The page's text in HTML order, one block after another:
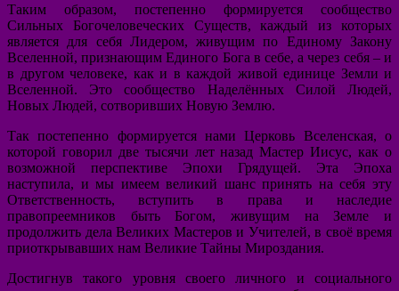
Таким образом, постепенно формируется сообщество
Сильных Богочеловеческих Существ, каждый из которых
является для себя Лидером, живущим по Единому Закону
Вселенной, признающим Единого Бога в себе, а через себя – и
в другом человеке, как и в каждой живой единице Земли и
Вселенной. Это сообщество Наделённых Силой Людей,
Новых Людей, сотворивших Новую Землю.
Так постепенно формируется нами Церковь Вселенская, о
которой говорил две тысячи лет назад Мастер Иисус, как о
возможной перспективе Эпохи Грядущей. Эта Эпоха
наступила, и мы имеем великий шанс принять на себя эту
Ответственность, вступить в права и наследие
правопреемников быть Богом, живущим на Земле и
продолжить дела Великих Мастеров и Учителей, в своё время
приоткрывавших нам Великие Тайны Мироздания.
Достигнув такого уровня своего личного и социального